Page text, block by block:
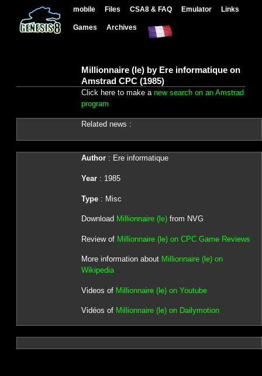
mobile Files CSA8 & FAQ Emulator Links
Games Archives
Millionnaire (le) by Ere informatique on
Amstrad CPC (1985)
Click here to make a new search on an Amstrad
program
Related news :
Author: Ere informatique
Year: 1985
Type: Misc
Download Millionnaire (le)from NVG
Review of Millionnaire (le) on CPC Game Reviews
More information about Millionnaire (le) on
Wikipedia
Videos of Millionnaire (le) on Youtube
Vidéos of Millionnaire (le) on Dailymotion